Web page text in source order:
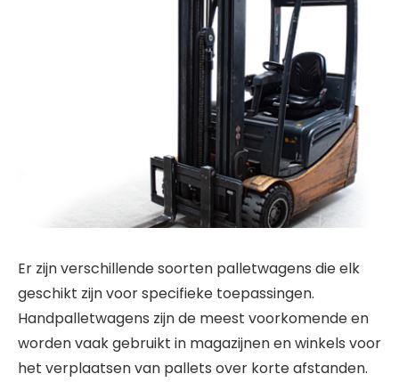
Er zijn verschillende soorten palletwagens die elk
geschikt zijn voor specifieke toepassingen.
Handpalletwagens zijn de meest voorkomende en
worden vaak gebruikt in magazijnen en winkels voor
het verplaatsen van pallets over korte afstanden.